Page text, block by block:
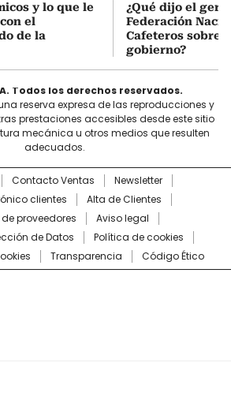
y lo que le
el
de la
¿Qué dijo el
Federación
Cafeteros sobre
gobierno?
Todos los derechos reservados.
una reserva expresa de las reproducciones y
prestaciones accesibles desde este sitio
mecánica u otros medios que resulten
adecuados.
Contacto Ventas
Newsletter
clientes
Alta de Clientes
proveedores
Aviso legal
de Datos
Política de cookies
Transparencia Código Ético